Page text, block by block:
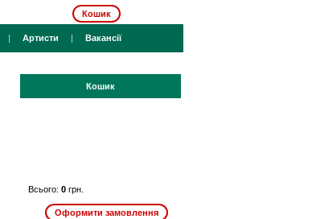
Кошик
| Артисти | Вакансії
Кошик
Всього: 0 грн.